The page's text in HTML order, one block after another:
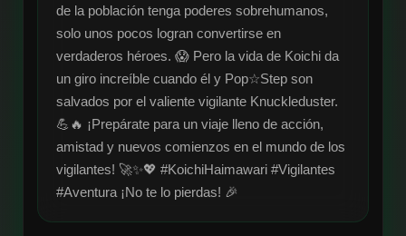
de la población tenga poderes sobrehumanos,
solo unos pocos logran convertirse en
verdaderos héroes. 😱 Pero la vida de Koichi da
un giro increíble cuando él y Pop☆Step son
salvados por el valiente vigilante Knuckleduster.
💪🔥 ¡Prepárate para un viaje lleno de acción,
amistad y nuevos comienzos en el mundo de los
vigilantes! 🚀✨💖 #KoichiHaimawari #Vigilantes
#Aventura ¡No te lo pierdas! 🎉